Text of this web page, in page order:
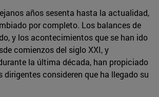
años sesenta hasta la actualidad,
por completo. Los balances de
y los acontecimientos que se han ido
comienzos del siglo XXI, y
la última década, han propiciado
dirigentes consideren que ha llegado su